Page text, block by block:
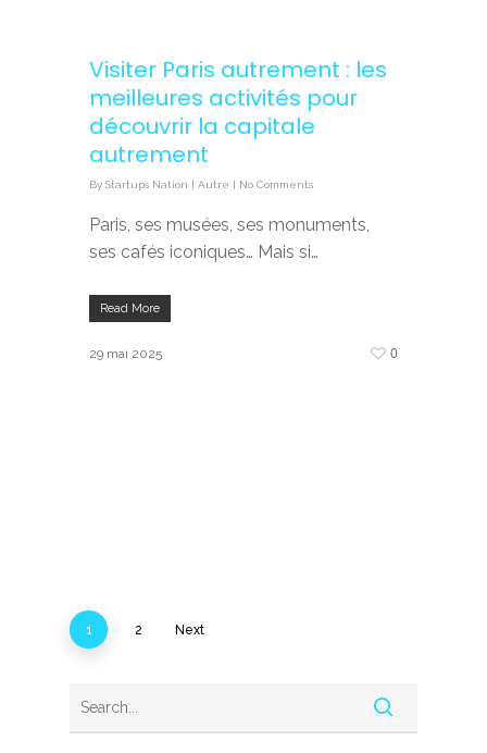
Visiter Paris autrement : les
meilleures activités pour
découvrir la capitale
autrement
By Startups Nation | Autre | No Comments
Paris, ses musées, ses monuments,
ses cafés iconiques… Mais si…
Read More
29 mai 2025 0
1 2 Next